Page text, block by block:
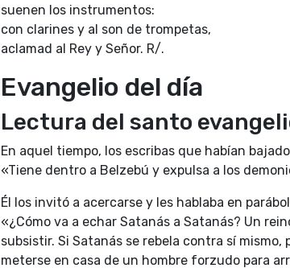
suenen los instrumentos:
con clarines y al son de trompetas,
aclamad al Rey y Señor. R/.
Evangelio del día
Lectura del santo
En aquel tiempo, los escribas que habían
«Tiene dentro a Belzebú y expulsa a los
Él los invitó a acercarse y les hablaba en
«¿Cómo va a echar Satanás a Satanás? Un
subsistir. Si Satanás se rebela contra sí
meterse en casa de un hombre forzudo para